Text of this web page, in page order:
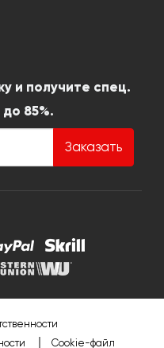
и получите спец.
85%.
Заказать
Cookie-файл